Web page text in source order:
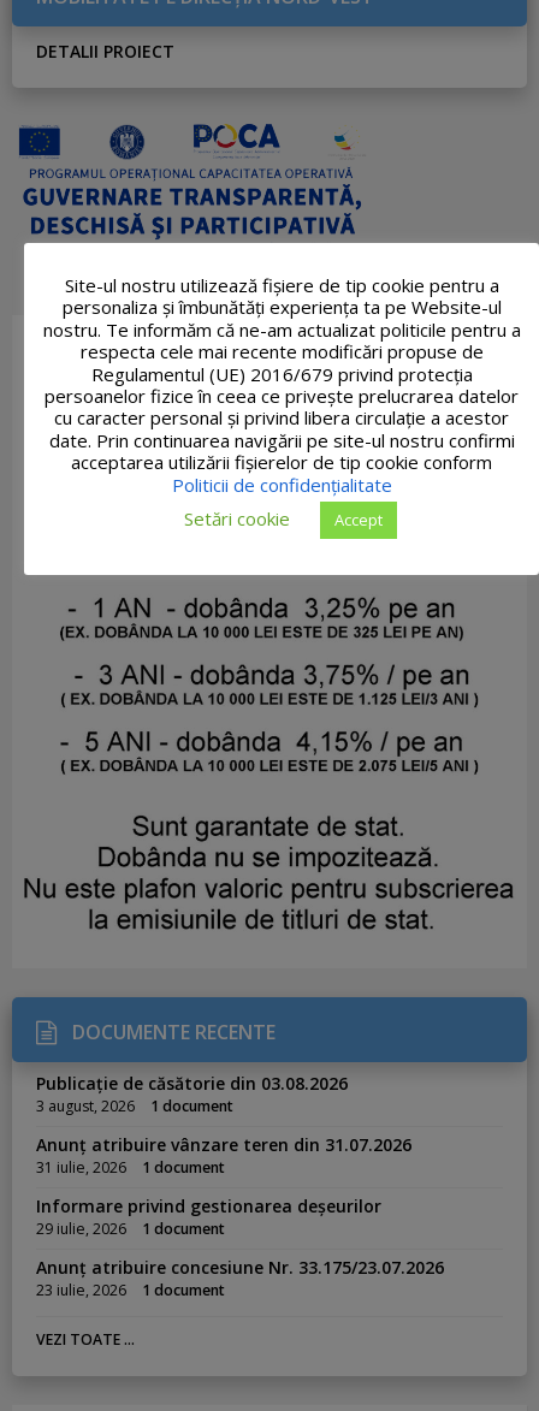
DETALII PROIECT
DOCUMENTE RECENTE
Publicație de căsătorie din 03.08.2026
3 august, 2026 1 document
Anunț atribuire vânzare teren din 31.07.2026
31 iulie, 2026 1 document
Informare privind gestionarea deșeurilor
29 iulie, 2026 1 document
Anunț atribuire concesiune Nr. 33.175/23.07.2026
23 iulie, 2026 1 document
VEZI TOATE ...
Site-ul nostru utilizează fişiere de tip cookie pentru a
personaliza și îmbunătăți experiența ta pe Website-ul
nostru. Te informăm că ne-am actualizat politicile pentru a
respecta cele mai recente modificări propuse de
Regulamentul (UE) 2016/679 privind protecția
persoanelor fizice în ceea ce privește prelucrarea datelor
cu caracter personal și privind libera circulație a acestor
date. Prin continuarea navigării pe site-ul nostru confirmi
acceptarea utilizării fişierelor de tip cookie conform
Politicii de confidențialitate
Setări cookie
Accept